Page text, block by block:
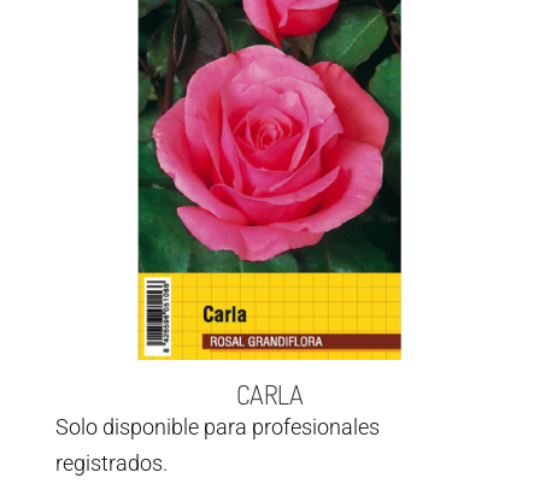
CARLA
Solo disponible para profesionales
registrados.